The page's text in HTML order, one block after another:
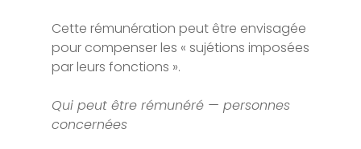
Cette rémunération peut être envisagée
pour compenser les « sujétions imposées
par leurs fonctions ».
Qui peut être rémunéré — personnes
concernées